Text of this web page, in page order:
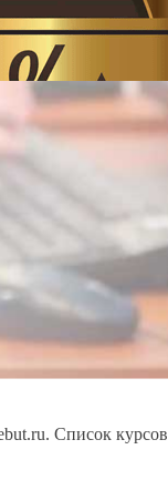
Список курсов